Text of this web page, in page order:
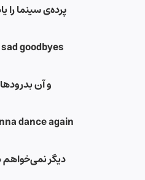
پرده‌ی سینما را
goodbyes
و آن
dance again
دیگر نمی‌خواهم